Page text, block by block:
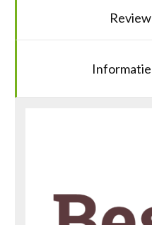
Review
Informatie